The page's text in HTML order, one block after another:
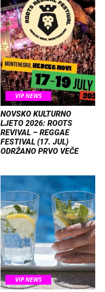
VIP NEWS
NOVSKO KULTURNO
LJETO 2026: ROOTS
REVIVAL – REGGAE
FESTIVAL (17. JUL)
ODRŽANO PRVO VEČE
VIP NEWS